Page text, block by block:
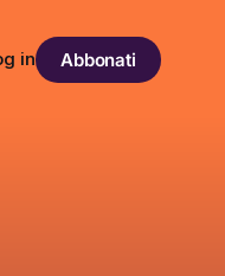
in Abbonati